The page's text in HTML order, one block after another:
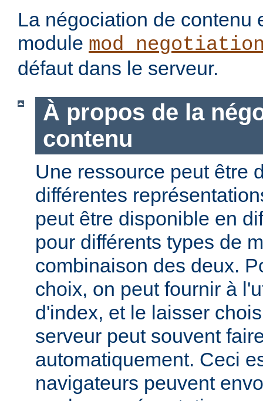
La négociation de contenu
module
défaut dans le serveur.
À propos de la
contenu
Une ressource peut être
différentes
peut être disponible en
pour différents types de
combinaison des deux.
choix, on peut fournir à
d'index, et le laisser
serveur peut souvent
automatiquement. Ceci
navigateurs peuvent